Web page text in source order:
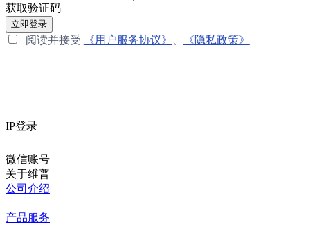
获取验证码
立即登录
阅读并接受 《用户服务协议》 《隐私政策》
IP登录
微信账号
关于维普
公司介绍
产品服务